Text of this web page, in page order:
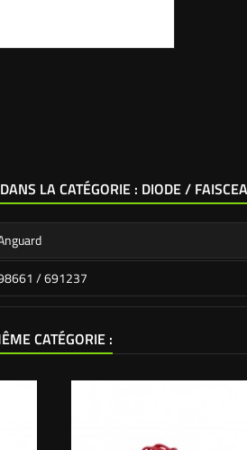
LA CATÉGORIE : DIODE /
/ 691237
CATÉGORIE :